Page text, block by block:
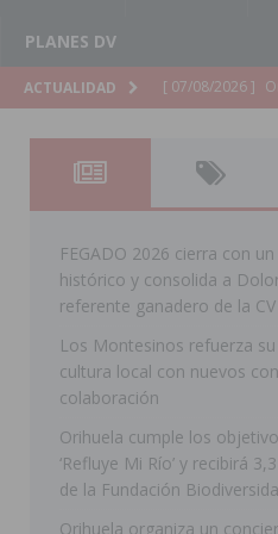
PLANES DV
ACTUALIDAD [ 07/08/2026 ]
[ 07/08/2026 ]
[ 07/08/2026 ]
clonación de
[ 07/08/2026 ]
[ 07/08/2026 ]
[ 07/08/2026 ]
[ 07/08/2026 ]
FEGADO 2026 cierra con
histórico y consolida a
referente ganadero de la CV
Los Montesinos refuerza
cultura local con nuevos
colaboración
Orihuela cumple los
‘Refluye Mi Río’ y recibirá
de la Fundación
Orihuela organiza un